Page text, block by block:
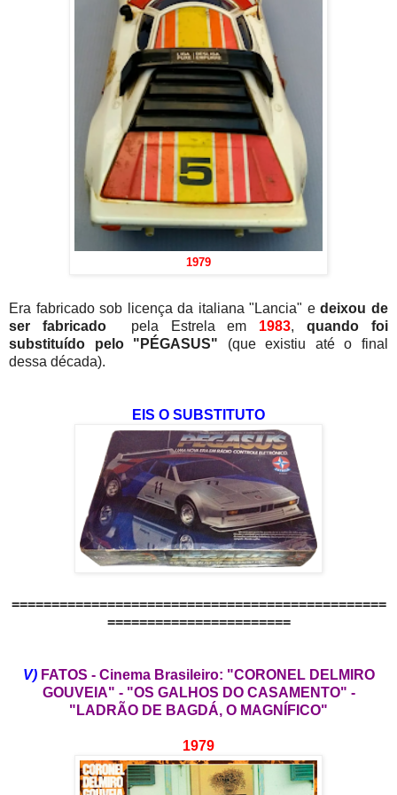
1979
Era fabricado sob licença da italiana "Lancia" edeixou de
ser fabricadopela Estrela em 1983,quando foi
substituído pelo "PÉGASUS" (que existiu até o final
dessa década).
EIS O SUBSTITUTO
===============================================
=======================
V) FATOS - Cinema Brasileiro: "CORONEL DELMIRO
GOUVEIA" - "OS GALHOS DO CASAMENTO" -
"LADRÃO DE BAGDÁ, O MAGNÍFICO"
1979